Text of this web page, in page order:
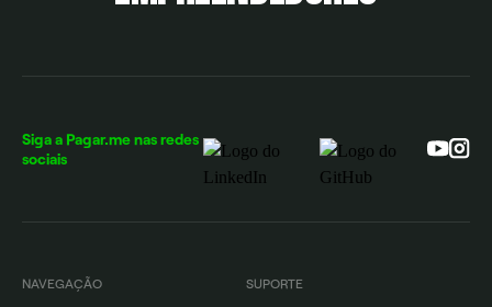
Siga a Pagar.me nas redes
sociais
NAVEGAÇÃO SUPORTE